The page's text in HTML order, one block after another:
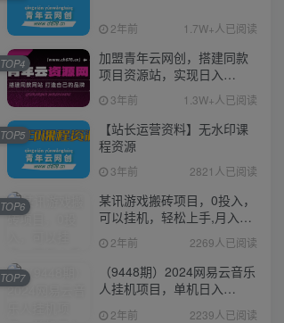
2年前 1.7W+人已阅读
加盟青年云网创，搭建同款
项目资源站，实现日入
2000+
3年前 1.3W+人已阅读
TOP4
【站长运营资料】无水印课
程资源
3年前 2821人已阅读
TOP5
某讯游戏搬砖项目，0投入，
可以挂机，轻松上手,月入
3000+上不封顶
2年前 2269人已阅读
TOP6
（9448期）2024网易云音乐
人挂机项目，单机日入
150+，无脑月入5000+
2年前 2239人已阅读
TOP7